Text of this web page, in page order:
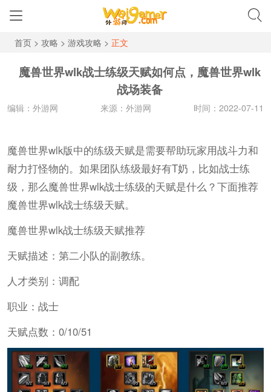
首页> 攻略 > 游戏攻略 > 正文
魔兽世界wlk战士练级天赋如何点，魔兽世界wlk
战场装备
编辑：外游网 来源：外游网 时间：2022-07-11
魔兽世界wlk版中的练级天赋是需要帮助玩家用战斗力和
耐力打怪物的。如果团队练级最好有T奶，比如战士练
级，那么魔兽世界wlk战士练级的天赋是什么？下面推荐
魔兽世界wlk战士练级天赋。
魔兽世界wlk战士练级天赋推荐
天赋描述：第二小队的副教练。
人才类别：调配
职业：战士
天赋点数：0/10/51